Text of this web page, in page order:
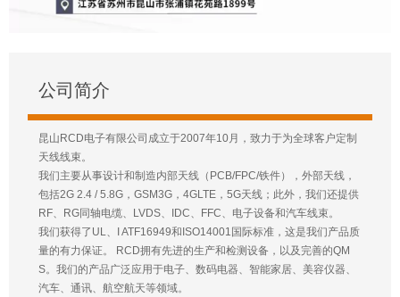
公司简介
昆山RCD电子有限公司成立于2007年10月，致力于为全球客户定制
天线线束。
我们主要从事设计和制造内部天线（PCB/FPC/铁件），外部天线，
包括2G 2.4 / 5.8G，GSM3G，4GLTE，5G天线；此外，我们还提供
RF、RG同轴电缆、LVDS、IDC、FFC、电子设备和汽车线束。
我们获得了UL、I ATF16949和ISO14001国际标准，这是我们产品质
量的有力保证。 RCD拥有先进的生产和检测设备，以及完善的QM
S。我们的产品广泛应用于电子、数码电器、智能家居、美容仪器、
汽车、通讯、航空航天等领域。